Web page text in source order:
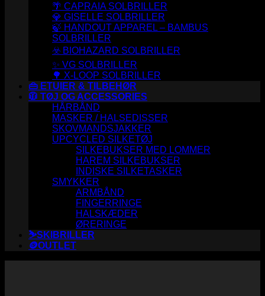
🌴 CAPRAIA SOLBRILLER
💎 GISELLE SOLBRILLER
🍃 HANDOUT APPAREL – BAMBUS
SOLBRILLER
☣️ BIOHAZARD SOLBRILLER
✨ VG SOLBRILLER
🌳 X-LOOP SOLBRILLER
👜 ETUIER & TILBEHØR
🧥 TØJ OG ACCESSORIES
HÅRBÅND
MASKER / HALSEDISSER
SKOVMANDSJAKKER
UPCYCLED SILKETØJ
SILKEBUKSER MED LOMMER
HAREM SILKEBUKSER
INDISKE SILKETASKER
SMYKKER
ARMBÅND
FINGERRINGE
HALSKÆDER
ØRERINGE
⛷️SKIBRILLER
🪙OUTLET